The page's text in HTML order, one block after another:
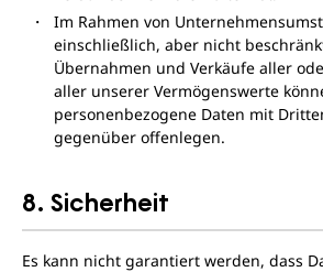
Im Rahmen von
einschließlich, aber nicht
Übernahmen und Verkäufe aller
aller unserer Vermögenswerte
personenbezogene Daten mit
gegenüber offenlegen.
8. Sicherheit
Es kann nicht garantiert werden, dass